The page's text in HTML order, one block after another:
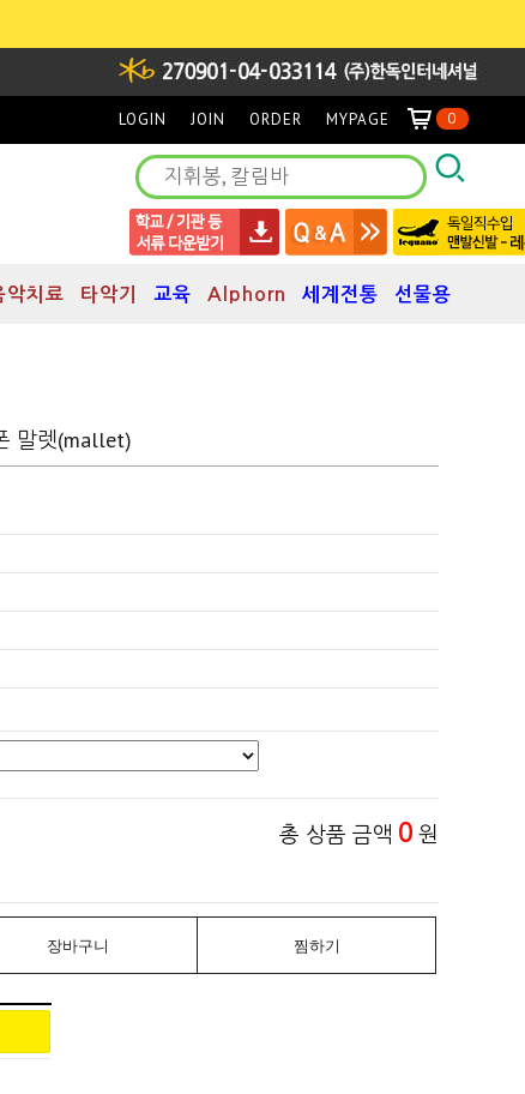
LOGIN JOIN ORDER MYPAGE 0
악치료 타악기 교육 Alphorn 세계전통 선물용
말렛(mallet)
총 상품 금액 0 원
장바구니 찜하기